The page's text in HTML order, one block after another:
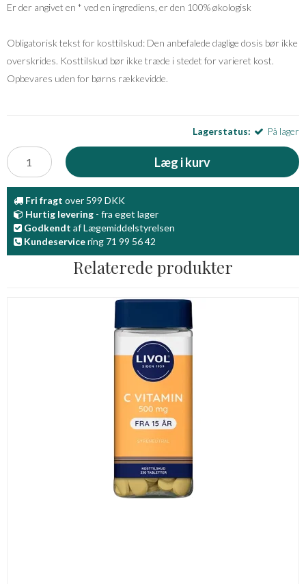
Er der angivet en * ved en ingrediens, er den 100% økologisk
Obligatorisk tekst for kosttilskud: Den anbefalede daglige dosis bør ikke
overskrides. Kosttilskud bør ikke træde i stedet for varieret kost.
Opbevares uden for børns rækkevidde.
Lagerstatus: På lager
Læg i kurv
Fri fragt over 599 DKK
Hurtig levering - fra eget lager
Godkendt af Lægemiddelstyrelsen
Kundeservicering 71 99 56 42
Relaterede produkter